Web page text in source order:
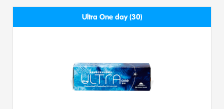
Ultra One day (30)